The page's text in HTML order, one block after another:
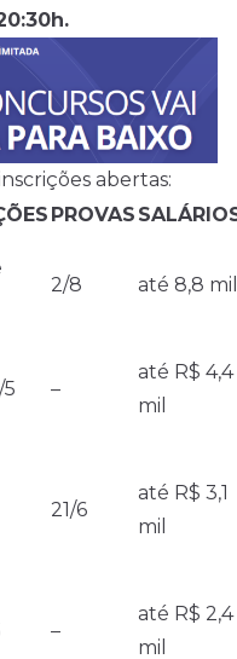
abertas:
PROVAS
2/8 até 8,8 mil
–
até R$ 4,4
mil
21/6
até R$ 3,1
mil
–
até R$ 2,4
mil